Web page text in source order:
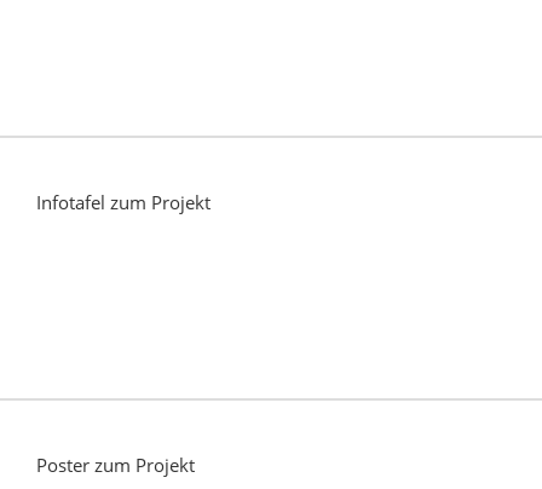
Infotafel zum Projekt
Poster zum Projekt